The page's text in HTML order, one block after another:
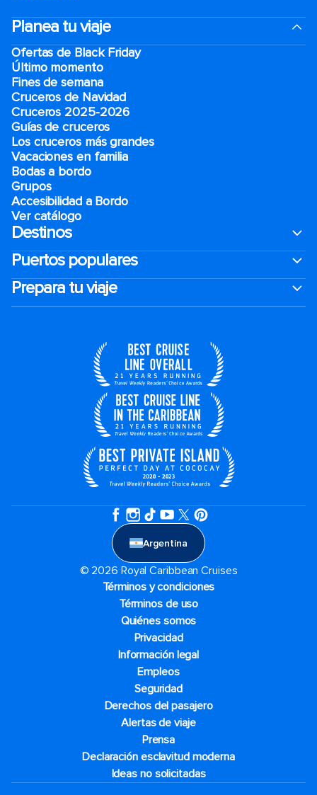
Planea tu viaje
Ofertas de Black Friday
Último momento
Fines de semana
Cruceros de Navidad
Cruceros 2025-2026
Guías de cruceros
Los cruceros más grandes
Vacaciones en familia
Bodas a bordo
Grupos
Accesibilidad a Bordo
Ver catálogo
Destinos
Puertos populares
Prepara tu viaje
Argentina
© 2026 Royal Caribbean Cruises
Términos y condiciones
Términos de uso
Quiénes somos
Privacidad
Información legal
Empleos
Seguridad
Derechos del pasajero
Alertas de viaje
Prensa
Declaración esclavitud moderna
Ideas no solicitadas